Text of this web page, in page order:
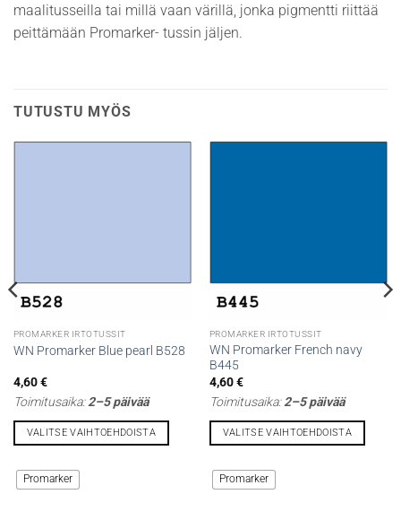
maalitusseilla tai millä vaan värillä, jonka pigmentti riittää
peittämään Promarker- tussin jäljen.
TUTUSTU MYÖS
PROMARKER IRTOTUSSIT
WN Promarker Blue pearl B528
4,60€
Toimitusaika:2–5 päivää
VALITSE VAIHTOEHDOISTA
tuotteella
on
Promarker
PROMARKER IRTOTUSSIT
WN Promarker French navy
B445
4,60€
Toimitusaika:2–5 päivää
VALITSE VAIHTOEHDOISTA
tuotteella
on
Promarker